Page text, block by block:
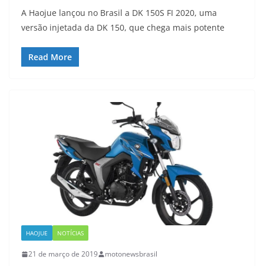
A Haojue lançou no Brasil a DK 150S FI 2020, uma
versão injetada da DK 150, que chega mais potente
Read More
HAOJUE NOTÍCIAS
21 de março de 2019 motonewsbrasil